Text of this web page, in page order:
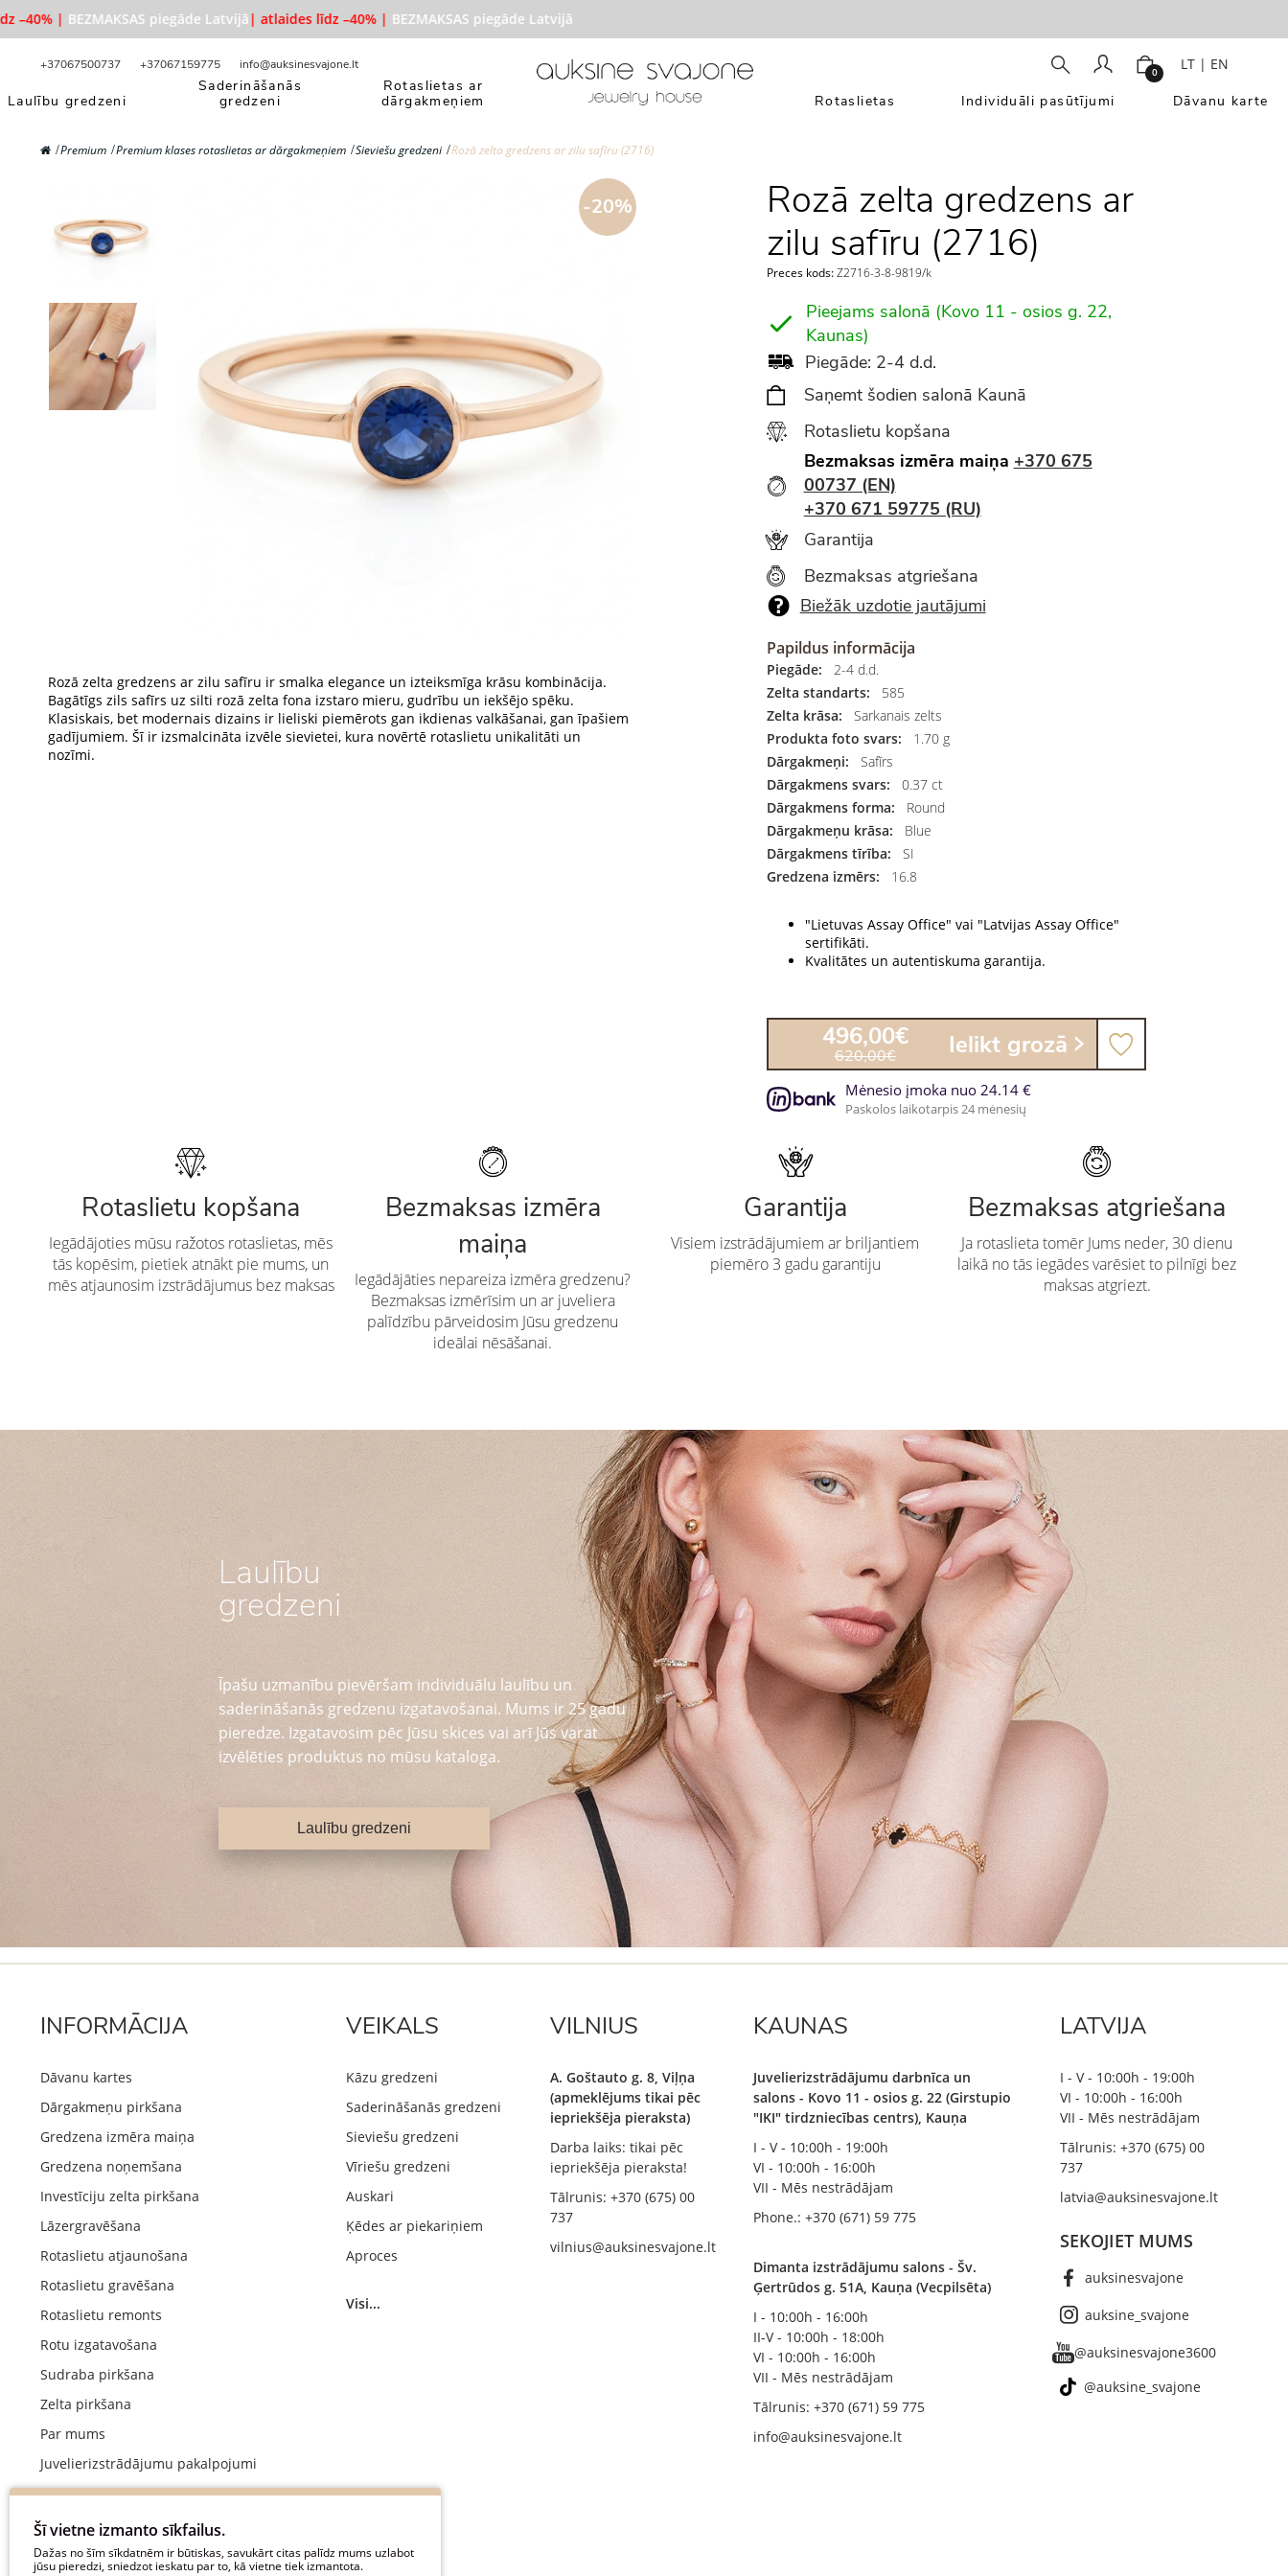
|BEZMAKSAS piegāde Latvijā| atlaides līdz –40% |BEZMAKSAS piegāde Latvijā
+37067500737 +37067159775 info@auksinesvajone.lt 0 LT | EN
Laulību gredzeni
Saderināšanās
gredzeni
Rotaslietas ar
dārgakmeņiem
Rotaslietas Individuāli pasūtījumi Dāvanu karte
Premium Premium klases rotaslietas ar dārgakmeņiem Sieviešu gredzeni Rozā zelta gredzens ar zilu safīru (2716)
-20%
Rozā zelta gredzens ar zilu safīru ir smalka elegance un izteiksmīga krāsu kombinācija.
Bagātīgs zils safīrs uz silti rozā zelta fona izstaro mieru, gudrību un iekšējo spēku.
Klasiskais, bet modernais dizains ir lieliski piemērots gan ikdienas valkāšanai, gan īpašiem
gadījumiem. Šī ir izsmalcināta izvēle sievietei, kura novērtē rotaslietu unikalitāti un
nozīmi.
Rozā zelta gredzens ar
zilu safīru (2716)
Preces kods:Z2716-3-8-9819/k
Pieejams salonā (Kovo 11 - osios g. 22,
Kaunas)
Piegāde: 2-4 d.d.
Saņemt šodien salonā Kaunā
Rotaslietu kopšana
Bezmaksas izmēra maiņa +370 675
00737 (EN)
+370 671 59775 (RU)
Garantija
Bezmaksas atgriešana
Biežāk uzdotie jautājumi
Papildus informācija
Piegāde:
2-4 d.d.
Zelta standarts:
585
Zelta krāsa:
Sarkanais zelts
Produkta foto svars:
1.70 g
Dārgakmeņi:
Safīrs
Dārgakmens svars:
0.37 ct
Dārgakmens forma:
Round
Dārgakmeņu krāsa:
Blue
Dārgakmens tīrība:
SI
Gredzena izmērs:
16.8
"Lietuvas Assay Office" vai "Latvijas Assay Office"
sertifikāti.
Kvalitātes un autentiskuma garantija.
496,00€
620,00€ Ielikt grozā
Mėnesio įmoka nuo 24.14 €
Paskolos laikotarpis 24 mėnesių
Rotaslietu kopšana
Iegādājoties mūsu ražotos rotaslietas, mēs
tās kopēsim, pietiek atnākt pie mums, un
mēs atjaunosim izstrādājumus bez maksas
Bezmaksas izmēra
maiņa
Iegādājāties nepareiza izmēra gredzenu?
Bezmaksas izmērīsim un ar juveliera
palīdzību pārveidosim Jūsu gredzenu
ideālai nēsāšanai.
Garantija
Visiem izstrādājumiem ar briljantiem
piemēro 3 gadu garantiju
Bezmaksas atgriešana
Ja rotaslieta tomēr Jums neder, 30 dienu
laikā no tās iegādes varēsiet to pilnīgi bez
maksas atgriezt.
Laulību
gredzeni
Īpašu uzmanību pievēršam individuālu laulību un
saderināšanās gredzenu izgatavošanai. Mums ir 25 gadu
pieredze. Izgatavosim pēc Jūsu skices vai arī Jūs varat
izvēlēties produktus no mūsu kataloga.
Laulību gredzeni
INFORMĀCIJA
Dāvanu kartes
Dārgakmeņu pirkšana
Gredzena izmēra maiņa
Gredzena noņemšana
Investīciju zelta pirkšana
Lāzergravēšana
Rotaslietu atjaunošana
Rotaslietu gravēšana
Rotaslietu remonts
Rotu izgatavošana
Sudraba pirkšana
Zelta pirkšana
Par mums
Juvelierizstrādājumu pakalpojumi
Kāzu gredzenu ražošana
Saderināšanās gredzenu izgatavošana
Maksājums
VEIKALS
Kāzu gredzeni
Saderināšanās gredzeni
Sieviešu gredzeni
Vīriešu gredzeni
Auskari
Ķēdes ar piekariņiem
Aproces
Visi...
VILNIUS
A. Goštauto g. 8, Viļņa
(apmeklējums tikai pēc
iepriekšēja pieraksta)
Darba laiks: tikai pēc
iepriekšēja pieraksta!
Tālrunis: +370 (675) 00
737
vilnius@auksinesvajone.lt
KAUNAS
Juvelierizstrādājumu darbnīca un
salons - Kovo 11 - osios g. 22 (Girstupio
"IKI" tirdzniecības centrs), Kauņa
I - V - 10:00h - 19:00h
VI - 10:00h - 16:00h
VII - Mēs nestrādājam
Phone.: +370 (671) 59 775
Dimanta izstrādājumu salons - Šv.
Ģertrūdos g. 51A, Kauņa (Vecpilsēta)
I - 10:00h - 16:00h
II-V - 10:00h - 18:00h
VI - 10:00h - 16:00h
VII - Mēs nestrādājam
Tālrunis: +370 (671) 59 775
info@auksinesvajone.lt
LATVIJA
I - V - 10:00h - 19:00h
VI - 10:00h - 16:00h
VII - Mēs nestrādājam
Tālrunis: +370 (675) 00
737
latvia@auksinesvajone.lt
SEKOJIET MUMS
auksinesvajone
auksine_svajone
@auksinesvajone3600
@auksine_svajone
Šī vietne izmanto sīkfailus.
Dažas no šīm sīkdatnēm ir būtiskas, savukārt citas palīdz mums uzlabot
jūsu pieredzi, sniedzot ieskatu par to, kā vietne tiek izmantota.